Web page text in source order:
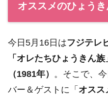
オススメのひょう
今日5月16日はフジテレ
「オレたちひょうきん
（1981年） 。そこで、
バー＆ゲストに「 オスス